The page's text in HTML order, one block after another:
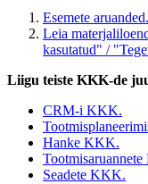
Esemete aruanded.
Leia
kasutatud" /
Liigu teiste KKK-de
CRM-i KKK.
Hanke KKK.
Seadete KKK.